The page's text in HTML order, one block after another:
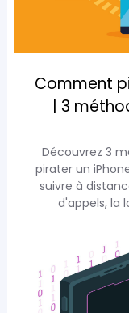
Comment
| 3
Découvrez 3
pirater un
suivre à
d'appels, la